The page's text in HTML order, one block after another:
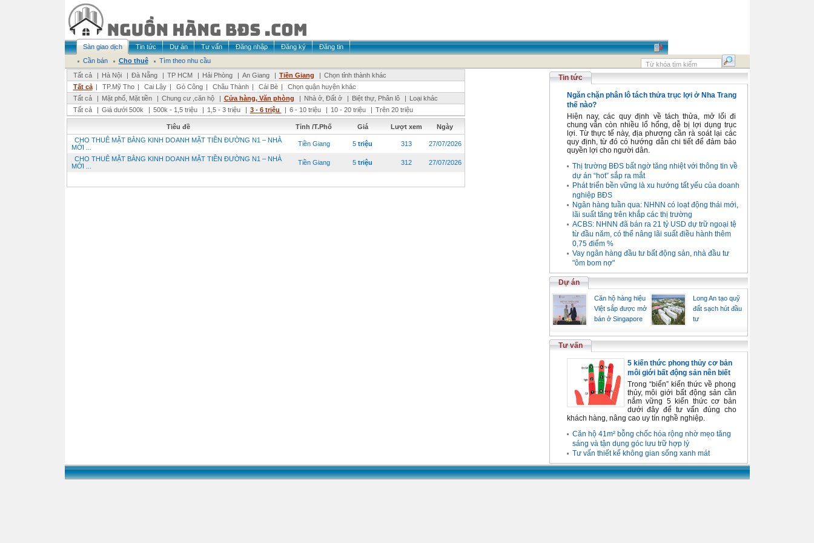
Sàn giao dịch Tin tức Dự án Tư vấn Đăng nhập Đăng ký
Đăng tin
Cần bán
Cho thuê
Tìm theo nhu cầu
Tất cả
| Hà Nội | Đà Nẵng | TP HCM | Hải Phòng | An Giang | Tiền Giang | Chọn tỉnh thành khác
Tất cả | TP.Mỹ Tho | Cai Lậy | Gò Công | Châu Thành | Cái Bè |
Chọn quận huyện khác
Tất cả
| Mặt phố, Mặt tiền | Chung cư ,căn hộ | Cửa hàng, Văn phòng | Nhà ở, Đất ở | Biệt thự, Phân lô | Loại khác
Tất cả
| Giá dưới 500k | 500k - 1,5 triệu | 1,5 - 3 triệu | 3 - 6 triệu | 6 - 10 triệu | 10 - 20 triệu | Trên 20 triệu
Tiêu đề Tỉnh /T.Phố Giá Lượt xem
Ngày
CHO THUÊ MẶT BẰNG KINH DOANH MẶT TIỀN ĐƯỜNG N1 – NHÀ
MỚI ...
Tiền Giang 5 triệu 313 27/07/2026
CHO THUÊ MẶT BẰNG KINH DOANH MẶT TIỀN ĐƯỜNG N1 – NHÀ
MỚI ...
Tiền Giang 5 triệu 312 27/07/2026
Tin tức
Ngăn chặn phân lô tách thửa trục lợi ở Nha Trang
thế nào?
Hiện nay, các quy định về tách thửa, mở lối đi
chung vẫn còn nhiều lổ hổng, dễ bị lợi dụng trục
lợi. Từ thực tế này, địa phương cần rà soát lại các
quy định, từ đó có hướng dẫn chi tiết để đảm bảo
quyền lợi cho người dân.
Thị trường BĐS bất ngờ tăng nhiệt với thông tin về
dự án “hot” sắp ra mắt
Phát triển bền vững là xu hướng tất yếu của doanh
nghiệp BĐS
Ngân hàng tuần qua: NHNN có loạt động thái mới,
lãi suất tăng trên khắp các thị trường
ACBS: NHNN đã bán ra 21 tỷ USD dự trữ ngoại tệ
từ đầu năm, có thể nâng lãi suất điều hành thêm
0,75 điểm %
Vay ngân hàng đầu tư bất động sản, nhà đầu tư
"ôm bom nợ"
Dự án
Căn hộ hàng hiệu
Việt sắp được mở
bán ở Singapore
Long An tạo quỹ
đất sạch hút đầu
tư
Tư vấn
5 kiến thức phong thủy cơ bản
môi giới bất động sản nên biết
Trong “biển” kiến thức về phong
thủy, môi giới bất động sản cần
nắm vững 5 kiến thức cơ bản
dưới đây để tư vấn đúng cho
khách hàng, nâng cao uy tín nghề nghiệp.
Căn hộ 41m² bỗng chốc hóa rộng nhờ mẹo tăng
sáng và tận dụng góc lưu trữ hợp lý
Tư vấn thiết kế không gian sống xanh mát